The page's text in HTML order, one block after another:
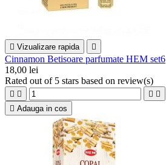
 Vizualizare rapida 
Cinnamon Betisoare parfumate HEM set6
18,00 lei
Rated out of 5 stars based on review(s)
   
 Adauga in cos